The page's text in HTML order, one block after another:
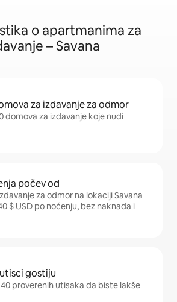
o apartmanima za
– Savana
za izdavanje za odmor
domova za izdavanje koje nudi
počev od
za odmor na lokaciji Savana
$ USD po noćenju, bez naknada i
gostiju
proverenih utisaka da biste lakše